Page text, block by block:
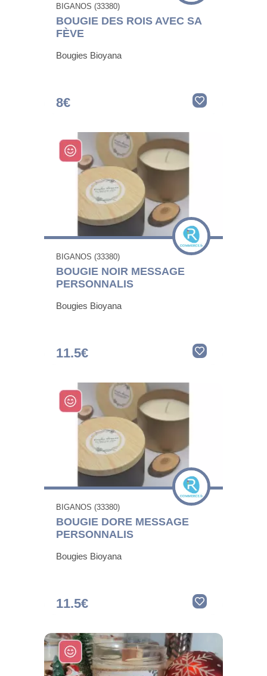
BIGANOS (33380)
BOUGIE DES ROIS AVEC SA
FÈVE
Bougies Bioyana
8€
BIGANOS (33380)
BOUGIE NOIR MESSAGE
PERSONNALIS
Bougies Bioyana
11.5€
BIGANOS (33380)
BOUGIE DORE MESSAGE
PERSONNALIS
Bougies Bioyana
11.5€